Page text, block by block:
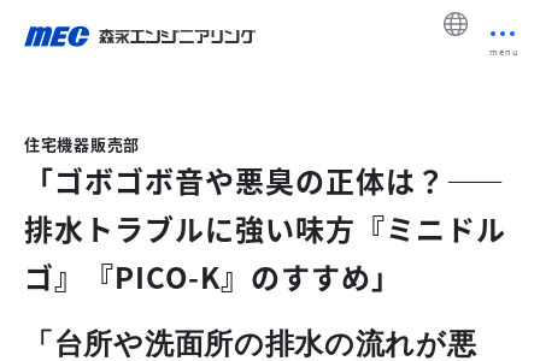
住宅機器販売部
「ゴボゴボ音や悪臭の正体は？――
排水トラブルに強い味方『ミニドル
ゴ』『PICO-K』のすすめ」
「台所や洗面所の排水の流れが悪
menu